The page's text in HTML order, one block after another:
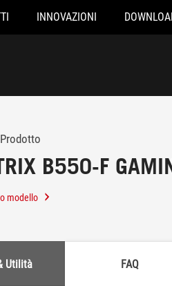
INNOVAZIONI
B550-F
modello
Utilità FAQ